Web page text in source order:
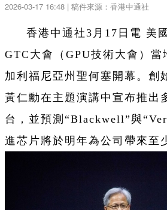
2026-03-17 16:48 | 稿件來源：香港中通社
香港中通社3月17日電 美
GTC大會（GPU技術大會）當
加利福尼亞州聖何塞開幕。創
黃仁勳在主題演講中宣布推出
台，並預測“Blackwell”與
進芯片將於明年為公司帶來至